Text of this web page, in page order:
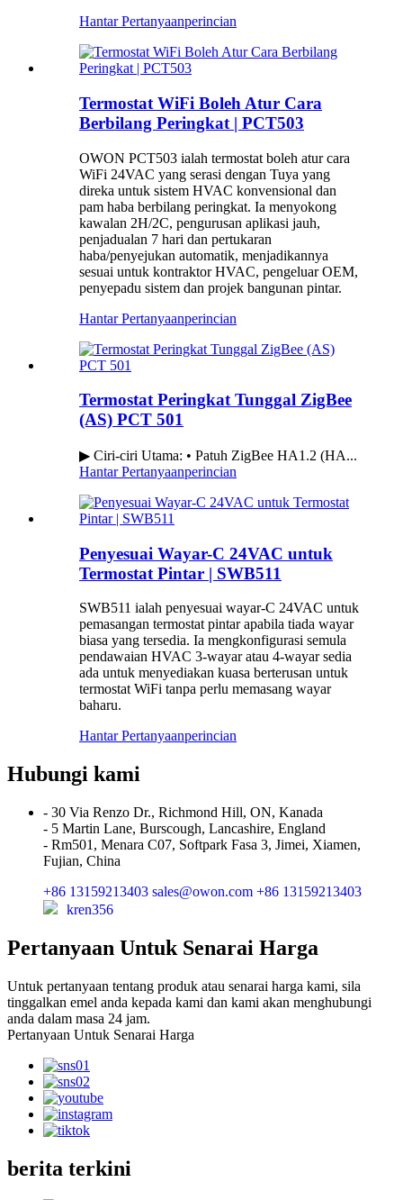
Hantar Pertanyaanperincian
Termostat WiFi Boleh Atur Cara
Berbilang Peringkat | PCT503
OWON PCT503 ialah termostat boleh atur cara
WiFi 24VAC yang serasi dengan Tuya yang
direka untuk sistem HVAC konvensional dan
pam haba berbilang peringkat. Ia menyokong
kawalan 2H/2C, pengurusan aplikasi jauh,
penjadualan 7 hari dan pertukaran
haba/penyejukan automatik, menjadikannya
sesuai untuk kontraktor HVAC, pengeluar OEM,
penyepadu sistem dan projek bangunan pintar.
Hantar Pertanyaanperincian
Termostat Peringkat Tunggal ZigBee
(AS) PCT 501
▶ Ciri-ciri Utama: • Patuh ZigBee HA1.2 (HA...
Hantar Pertanyaanperincian
Penyesuai Wayar-C 24VAC untuk
Termostat Pintar | SWB511
SWB511 ialah penyesuai wayar-C 24VAC untuk
pemasangan termostat pintar apabila tiada wayar
biasa yang tersedia. Ia mengkonfigurasi semula
pendawaian HVAC 3-wayar atau 4-wayar sedia
ada untuk menyediakan kuasa berterusan untuk
termostat WiFi tanpa perlu memasang wayar
baharu.
Hantar Pertanyaanperincian
Hubungi kami
- 30 Via Renzo Dr., Richmond Hill, ON, Kanada
- 5 Martin Lane, Burscough, Lancashire, England
- Rm501, Menara C07, Softpark Fasa 3, Jimei, Xiamen,
Fujian, China
+86 13159213403 sales@owon.com +86 13159213403
kren356
Pertanyaan Untuk Senarai Harga
Untuk pertanyaan tentang produk atau senarai harga kami, sila
tinggalkan emel anda kepada kami dan kami akan menghubungi
anda dalam masa 24 jam.
Pertanyaan Untuk Senarai Harga
berita terkini